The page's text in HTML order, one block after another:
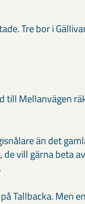
Tre bor i
till Mellanvägen
än det
vill gärna beta
Tallbacka. Men